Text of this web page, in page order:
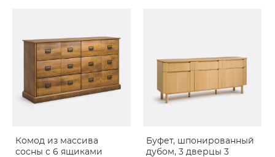
Комод из массива
сосны с 6 ящиками
Буфет, шпонированный
дубом, 3 дверцы 3